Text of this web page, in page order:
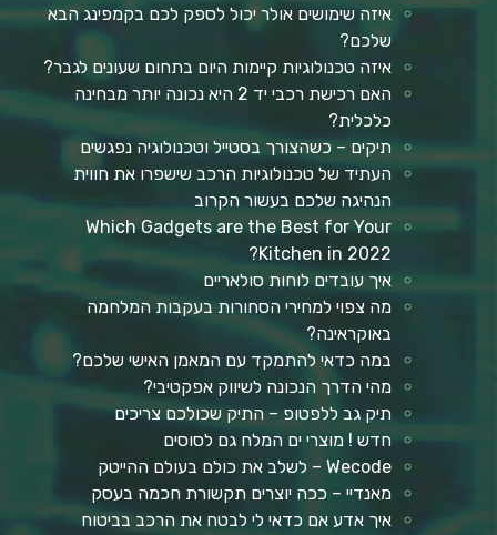
איזה שימושים אולר יכול לספק לכם בקמפינג הבא
שלכם?
איזה טכנולוגיות קיימות היום בתחום שעונים לגבר?
האם רכישת רכבי יד 2 היא נכונה יותר מבחינה
כלכלית?
תיקים – כשהצורך בסטייל וטכנולוגיה נפגשים
העתיד של טכנולוגיות הרכב שישפרו את חווית
הנהיגה שלכם בעשור הקרוב
Which Gadgets are the Best for Your
Kitchen in 2022?
איך עובדים לוחות סולאריים
מה צפוי למחירי הסחורות בעקבות המלחמה
באוקראינה?
במה כדאי להתמקד עם המאמן האישי שלכם?
מהי הדרך הנכונה לשיווק אפקטיבי?
תיק גב ללפטופ – התיק שכולכם צריכים
חדש ! מוצרי ים המלח גם לסוסים
Wecode – לשלב את כולם בעולם ההייטק
מאנדיי – ככה יוצרים תקשורת חכמה בעסק
איך אדע אם כדאי לי לבטח את הרכב בביטוח